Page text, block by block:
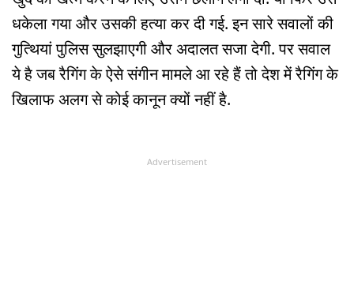
धकेला गया और उसकी हत्या कर दी गई. इन सारे सवालों की
गुत्थियां पुलिस सुलझाएगी और अदालत सजा देगी. पर सवाल
ये है जब रैगिंग के ऐसे संगीन मामले आ रहे हैं तो देश में रैगिंग के
खिलाफ अलग से कोई कानून क्यों नहीं है.
Advertisement